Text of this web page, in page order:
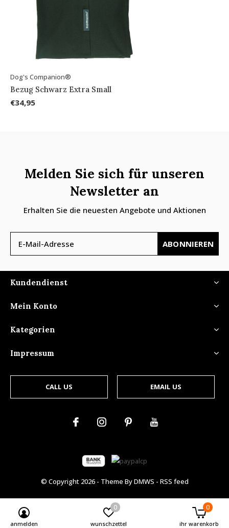
Dog's Companion®
Bezug Schwarz Extra Small
€34,95
Melden Sie sich für unseren
Newsletter an
Erhalten Sie die neuesten Angebote und Aktionen
ABONNIEREN
Kundendienst
Mein Konto
Kategorien
Impressum
CALL US EMAIL US
© Copyright 2026- Theme ByDMWS - RSS feed
anmelden wunschzettel
0
ihr warenkorb
0